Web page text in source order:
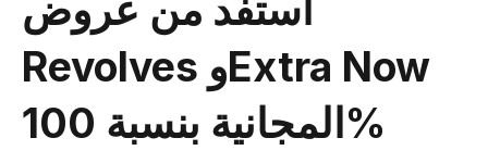
استفد من عروض
Revolves وExtra Now
المجانية بنسبة 100%